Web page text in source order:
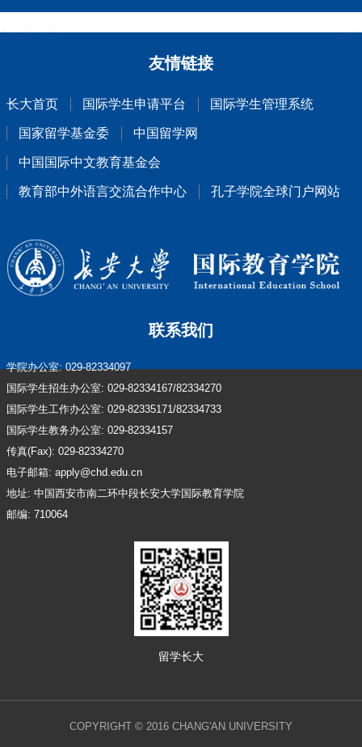
友情链接
长大首页 国际学生申请平台 国际学生管理系统
国家留学基金委 中国留学网
中国国际中文教育基金会
教育部中外语言交流合作中心 孔子学院全球门户网站
联系我们
学院办公室: 029-82334097
国际学生招生办公室: 029-82334167/82334270
国际学生工作办公室: 029-82335171/82334733
国际学生教务办公室: 029-82334157
传真(Fax): 029-82334270
电子邮箱: apply@chd.edu.cn
地址: 中国西安市南二环中段长安大学国际教育学院
邮编: 710064
留学长大
COPYRIGHT © 2016 CHANG'AN UNIVERSITY